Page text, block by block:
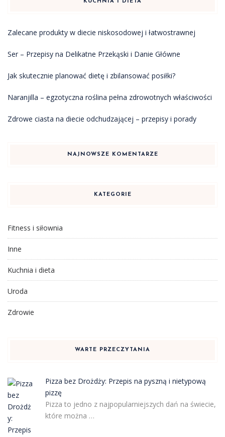
KUCHNIA I DIETA
Zalecane produkty w diecie niskosodowej i łatwostrawnej
Ser – Przepisy na Delikatne Przekąski i Danie Główne
Jak skutecznie planować dietę i zbilansować posiłki?
Naranjilla – egzotyczna roślina pełna zdrowotnych właściwości
Zdrowe ciasta na diecie odchudzającej – przepisy i porady
NAJNOWSZE KOMENTARZE
KATEGORIE
Fitness i siłownia
Inne
Kuchnia i dieta
Uroda
Zdrowie
WARTE PRZECZYTANIA
Pizza bez Drożdży: Przepis na pyszną i nietypową
pizzę
Pizza to jedno z najpopularniejszych dań na świecie,
które można …